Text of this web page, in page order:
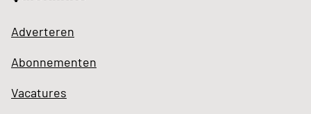
Adverteren
Abonnementen
Vacatures